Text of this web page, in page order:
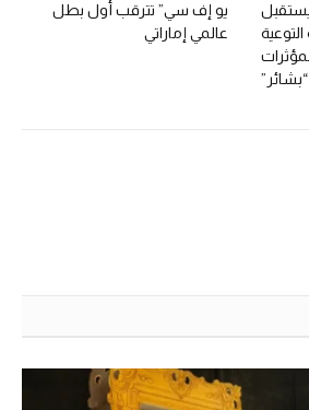
يو إف سي” تترقب أول بطل
عالمي إماراتي